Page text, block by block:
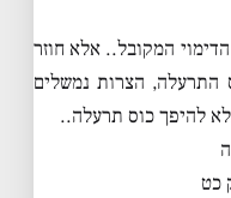
המקובל.. אלא חוזר
הצרות נמשלים
להיפך כוס תרעלה..
כט